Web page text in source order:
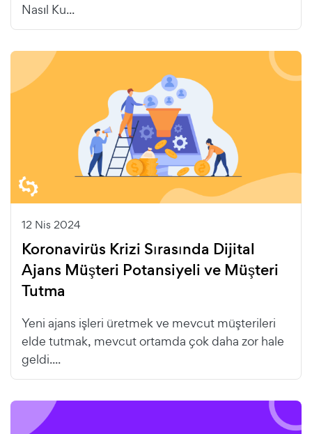
Nasıl Ku...
12 Nis 2024
Koronavirüs Krizi Sırasında Dijital
Ajans Müşteri Potansiyeli ve Müşteri
Tutma
Yeni ajans işleri üretmek ve mevcut müşterileri
elde tutmak, mevcut ortamda çok daha zor hale
geldi....